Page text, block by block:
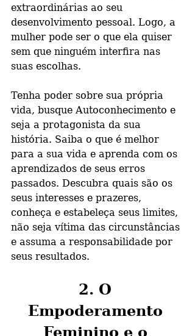
extraordinárias ao seu
desenvolvimento pessoal. Logo, a
mulher pode ser o que ela quiser
sem que ninguém interfira nas
suas escolhas.
Tenha poder sobre sua própria
vida, busque Autoconhecimento e
seja a protagonista da sua
história. Saiba o que é melhor
para a sua vida e aprenda com os
aprendizados de seus erros
passados. Descubra quais são os
seus interesses e prazeres,
conheça e estabeleça seus limites,
não seja vítima das circunstâncias
e assuma a responsabilidade por
seus resultados.
2. O
Empoderamento
Feminino e o